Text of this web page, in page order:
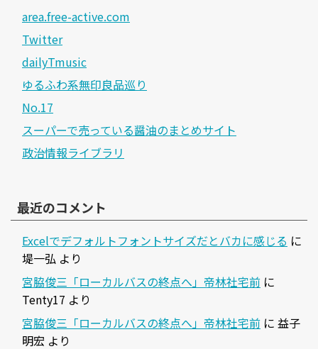
area.free-active.com
Twitter
dailyTmusic
ゆるふわ系無印良品巡り
No.17
スーパーで売っている醤油のまとめサイト
政治情報ライブラリ
最近のコメント
Excelでデフォルトフォントサイズだとバカに感じる に
堤一弘 より
宮脇俊三「ローカルバスの終点へ」帝林社宅前 に
Tenty17 より
宮脇俊三「ローカルバスの終点へ」帝林社宅前 に 益子
明宏 より